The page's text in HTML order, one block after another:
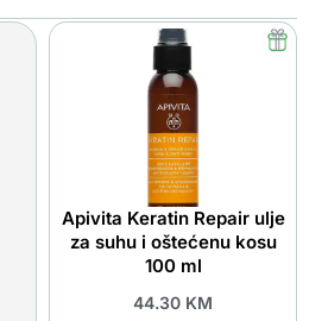
Apivita Keratin Repair ulje
za suhu i oštećenu kosu
100 ml
44.30 KM